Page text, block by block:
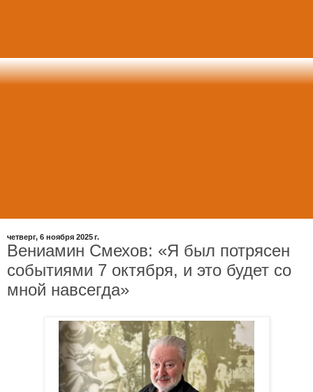
четверг, 6 ноября 2025 г.
Вениамин Смехов: «Я был потрясен
событиями 7 октября, и это будет со
мной навсегда»